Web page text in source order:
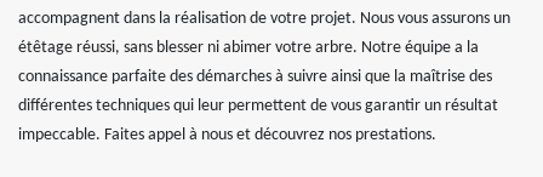
accompagnent dans la réalisation de votre projet. Nous vous assurons un
étêtage réussi, sans blesser ni abimer votre arbre. Notre équipe a la
connaissance parfaite des démarches à suivre ainsi que la maîtrise des
différentes techniques qui leur permettent de vous garantir un résultat
impeccable. Faites appel à nous et découvrez nos prestations.